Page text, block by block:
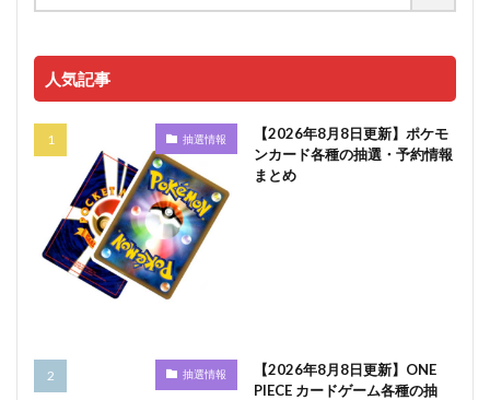
人気記事
抽選情報
【2026年8月8日更新】ポケモ
ンカード各種の抽選・予約情報
まとめ
抽選情報
【2026年8月8日更新】ONE
PIECE カードゲーム各種の抽